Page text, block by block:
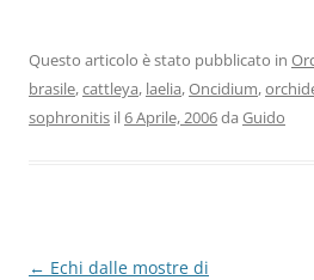
Questo articolo è stato pubblicato in
brasile,cattleya, laelia,Oncidium,
sophronitis il6 Aprile, 2006da Guido
Navigazione
← Echi dalle mostre di